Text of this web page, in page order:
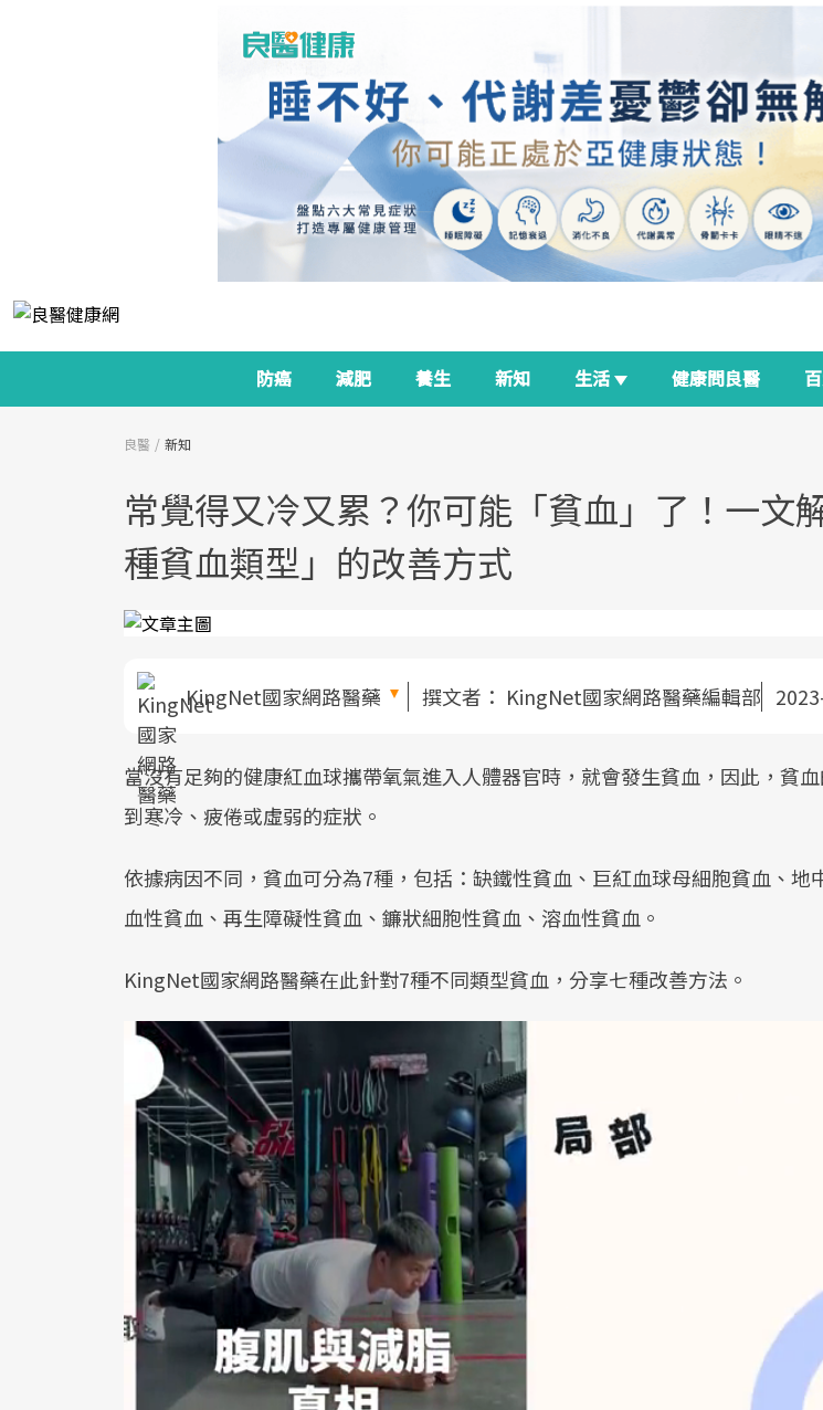
防癌 減肥 養生 新知 生活 健康問良醫
良醫 新知
常覺得又冷又累？你可能「貧血」了！一文
種貧血類型」的改善方式
KingNet國家網路醫藥 撰文者： KingNet國家網路醫藥編輯部
當沒有足夠的健康紅血球攜帶氧氣進入人體器官時，就會發生貧血，因此，貧
到寒冷、疲倦或虛弱的症狀。
依據病因不同，貧血可分為7種，包括：缺鐵性貧血、巨紅血球母細胞貧血、地
血性貧血、再生障礙性貧血、鐮狀細胞性貧血、溶血性貧血。
KingNet國家網路醫藥在此針對7種不同類型貧血，分享七種改善方法。
面對超高齡社會的浪潮
政策如「健康台灣推動
狀況、啟動健康管理的
2025年，就到良醫生活
全面啟動你的健康革命
良醫健康網從「換季的
建立對亞健康的認知，